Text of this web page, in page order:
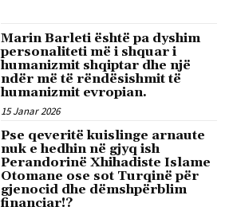
Marin Barleti është pa dyshim
personaliteti më i shquar i
humanizmit shqiptar dhe një
ndër më të rëndësishmit të
humanizmit evropian.
15 Janar 2026
Pse qeveritë kuislinge arnaute
nuk e hedhin në gjyq ish
Perandorinë Xhihadiste Islame
Otomane ose sot Turqinë për
gjenocid dhe dëmshpërblim
financiar!?